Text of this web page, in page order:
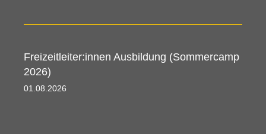
Freizeitleiter:innen Ausbildung (Sommercamp
2026)
01.08.2026 00:00 - 09.08.2026 00:00